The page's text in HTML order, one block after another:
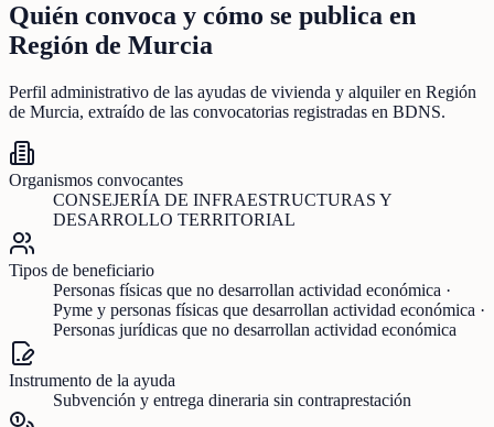
Quién convoca y cómo se publica en
Región de Murcia
Perfil administrativo de las ayudas de vivienda y alquileren Región
de Murcia, extraído de las convocatorias registradas en BDNS.
Organismos convocantes
CONSEJERÍA DE INFRAESTRUCTURAS Y
DESARROLLO TERRITORIAL
Tipos de beneficiario
Personas físicas que no desarrollan actividad económica ·
Pyme y personas físicas que desarrollan actividad económica ·
Personas jurídicas que no desarrollan actividad económica
Instrumento de la ayuda
Subvención y entrega dineraria sin contraprestación